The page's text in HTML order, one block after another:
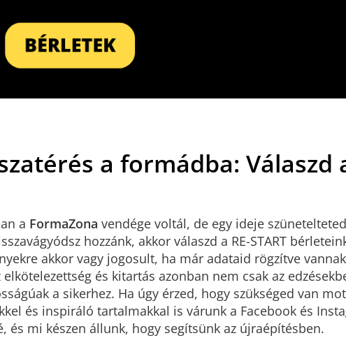
a formádba: Válaszd
a FormaZona vendége voltál, de egy ideje
hozzánk, akkor válaszd a RE-START
akkor vagy jogosult, ha már adataid rögzítve
elkötelezettség és kitartás azonban nem csak az
a sikerhez. Ha úgy érzed, hogy szükséged van
és inspiráló tartalmakkal is várunk a Facebook és
és mi készen állunk, hogy segítsünk az újraépítésben.